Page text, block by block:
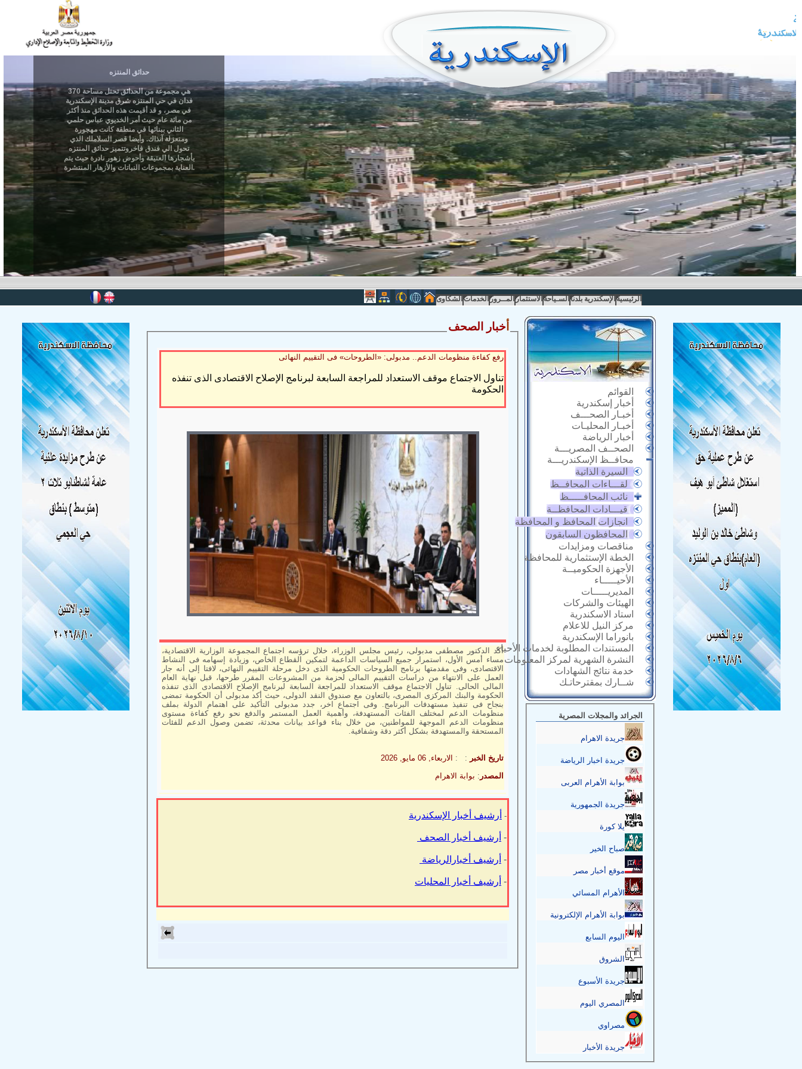
الرئيسية الإسكندرية بلدنا السـياحة الاستثمار المــرور الخدمات الشكاوى
القوائم
أخبار إسكندرية
أخبـار الصحـــف
أخبـار المحليـات
أخبار الرياضة
الصحــف المصريـــة
محافــظ الإسكندريـــة
السيرة الذاتية
لقـــاءات المحافــظ
نائب المحافـــــظ
قيـــادات المحافظــة
انجازات المحافظ و المحافظة
المحافظون السابقون
مناقصات ومزايدات
الخطة الإستثمارية للمحافظة
الأجهزة الحكوميــة
الأحيـــــاء
المديريـــــات
الهيئات والشركات
استاد الاسكندرية
مركز النيل للاعلام
بانوراما الإسكندرية
المستندات المطلوبة لخدمات الأحياء
النشرة الشهرية لمركز المعلومات
خدمة نتائج الشهادات
شــارك بمقترحاتـك
الجرائد والمجلات المصرية
جريدة الاهرام
جريدة اخبار الرياضة
بوابة الأهرام العربى
جريدة الجمهورية
يلا كورة
صباح الخير
موقع أخبار مصر
الأهرام المسائي
بوابة الأهرام الإلكترونية
اليوم السابع
الشروق
جريدة الأسبوع
المصري اليوم
مصراوي
جريدة الأخبار
خبار الصحف
رفع كفاءة منظومات الدعم.. مدبولى: «الطروحات» فى التقييم النهائى
تناول الاجتماع موقف الاستعداد للمراجعة السابعة لبرنامج الإصلاح الاقتصادى الذى تنفذه
الحكومة
أكد الدكتور مصطفى مدبولى، رئيس مجلس الوزراء، خلال ترؤسه اجتماع المجموعة الوزارية الاقتصادية،
مساء أمس الأول، استمرار جميع السياسات الداعمة لتمكين القطاع الخاص، وزيادة إسهامه فى النشاط
الاقتصادى، وفى مقدمتها برنامج الطروحات الحكومية الذى دخل مرحلة التقييم النهائى، لافتا إلى أنه جار
العمل على الانتهاء من دراسات التقييم المالى لحزمة من المشروعات المقرر طرحها، قبل نهاية العام
المالى الحالى. تناول الاجتماع موقف الاستعداد للمراجعة السابعة لبرنامج الإصلاح الاقتصادى الذى تنفذه
الحكومة والبنك المركزى المصرى، بالتعاون مع صندوق النقد الدولى، حيث أكد مدبولى أن الحكومة تمضى
بنجاح فى تنفيذ مستهدفات البرنامج. وفى اجتماع اخر، جدد مدبولى التأكيد على اهتمام الدولة بملف
منظومات الدعم لمختلف الفئات المستهدفة، وأهمية العمل المستمر والدفع نحو رفع كفاءة مستوى
منظومات الدعم الموجهة للمواطنين، من خلال بناء قواعد بيانات محدثة، تضمن وصول الدعم للفئات
المستحقة والمستهدفة بشكل أكثر دقة وشفافية.
تاريخ الخبر : :
الاربعاء, 06 مايو, 2026
المصدر : بوابة الاهرام
- أرشيف أخبار الإسكندرية
- أرشيف أخبار الصحف
- أرشيف أخبارالرياضة
- أرشيف أخبار المحليات